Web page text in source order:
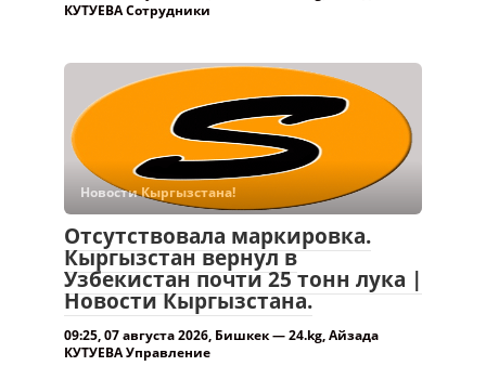
КУТУЕВА Сотрудники
Новости Кыргызстана!
Отсутствовала маркировка.
Кыргызстан вернул в
Узбекистан почти 25 тонн лука |
Новости Кыргызстана.
09:25, 07 августа 2026, Бишкек — 24.kg, Айзада
КУТУЕВА Управление